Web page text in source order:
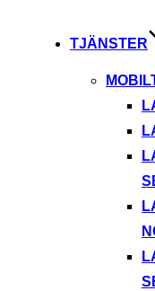
TJÄNSTER